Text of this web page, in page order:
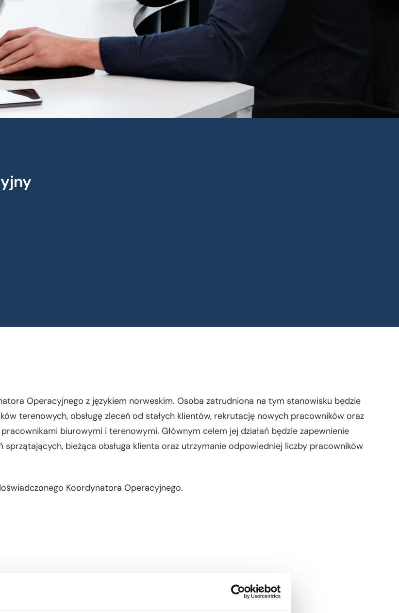
Operacyjnego z językiem norweskim. Osoba zatrudniona na tym stanowisku będzie
terenowych, obsługę zleceń od stałych klientów, rekrutację nowych pracowników oraz
biurowymi i terenowymi. Głównym celem jej działań będzie zapewnienie
bieżąca obsługa klienta oraz utrzymanie odpowiedniej liczby pracowników
Koordynatora Operacyjnego.
B2 w mowie i piśmie
B2 w mowie i piśmie